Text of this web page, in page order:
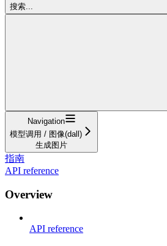
搜索...
Navigation
模型调用 / 图像(dall)
生成图片
指南
API reference
Overview
API reference